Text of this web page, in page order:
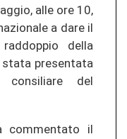
alle ore 10,
a dare il
della
stata presentata
consiliare del
commentato il